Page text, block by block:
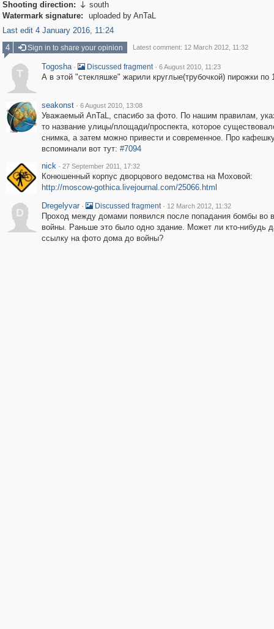
Shooting direction:  south
Watermark signature:
uploaded by AnTaL
Last edit 4 January 2016, 11:24
4
Sign in to share your opinion Latest comment: 12 March 2012, 11:32
T
Togosha · Discussed fragment · 6 August 2010, 11:23
А в этой "стекляшке" жарили круглые(трубочкой) пирожки по
seakonst · 6 August 2010, 13:08
Уважаемый AnTaL, спасибо за фото. По нашим правилам,
то название улицы/площади/проспекта, которое
снимка, а затем можно привести и современное. Про
вспоминали вот тут: #7094
nick · 27 September 2011, 17:32
Конюшенный корпус дворцового ведомства на Моховой:
http://moscow-gothica.livejournal.com/25066.html
D
Dregelyvar · Discussed fragment · 12 March 2012, 11:32
Проход между домами появился после попадания бомбы во
войны. Раньше это было одно здание. Может ли кто-нибудь
ссылку на фото дома до войны?